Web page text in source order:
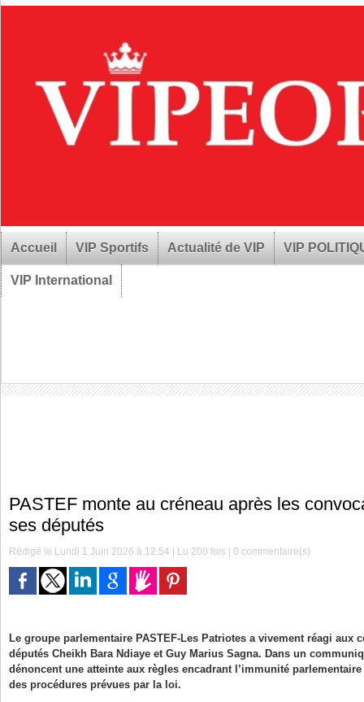
Accueil VIP Sportifs Actualité de VIP VIP
VIP International
PASTEF monte au créneau après les
ses députés
Rédigé le Lundi 1 Juin 2026 à 12:54 | Lu 200 fois |0 commentaire(s)
Le groupe parlementaire PASTEF-Les Patriotes a vivement réagi aux
députés Cheikh Bara Ndiaye et Guy Marius Sagna. Dans un
dénoncent une atteinte aux règles encadrant l’immunité
des procédures prévues par la loi.